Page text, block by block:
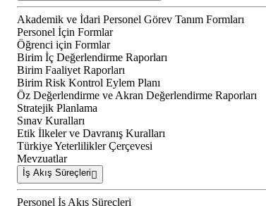
Akademik ve İdari Personel Görev Tanım Formları
Personel İçin Formlar
Öğrenci için Formlar
Birim İç Değerlendirme Raporları
Birim Faaliyet Raporları
Birim Risk Kontrol Eylem Planı
Öz Değerlendirme ve Akran Değerlendirme Raporları
Stratejik Planlama
Sınav Kuralları
Etik İlkeler ve Davranış Kuralları
Türkiye Yeterlilikler Çerçevesi
Mevzuatlar
İş Akış Süreçleri
Personel İş Akış Süreçleri